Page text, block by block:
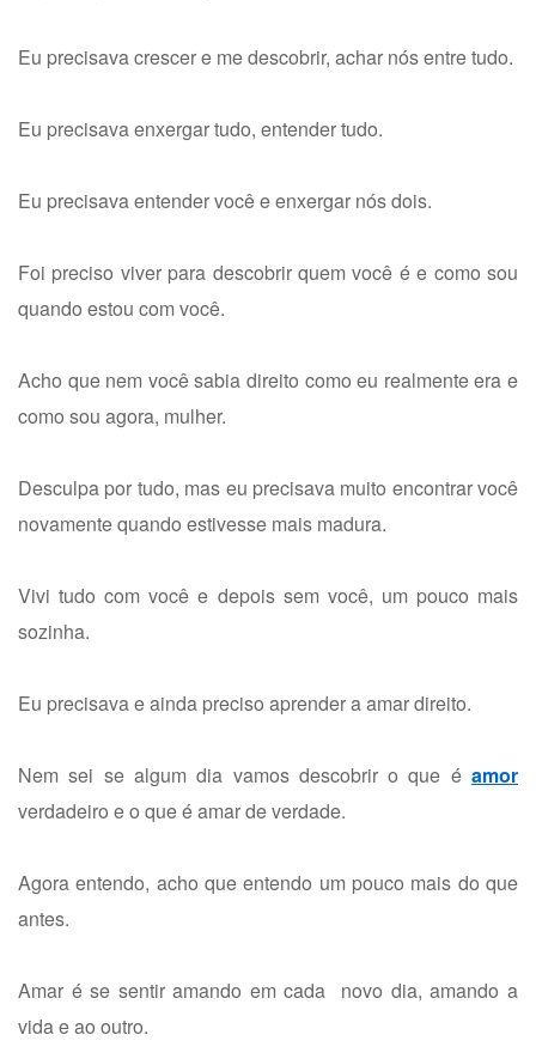
Eu precisava crescer e me descobrir, achar nós entre tudo.
Eu precisava enxergar tudo, entender tudo.
Eu precisava entender você e enxergar nós dois.
Foi preciso viver para descobrir quem você é e como sou
quando estou com você.
Acho que nem você sabia direito como eu realmente era e
como sou agora, mulher.
Desculpa por tudo, mas eu precisava muito encontrar você
novamente quando estivesse mais madura.
Vivi tudo com você e depois sem você, um pouco mais
sozinha.
Eu precisava e ainda preciso aprender a amar direito.
Nem sei se algum dia vamos descobrir o que é amor
verdadeiro e o que é amar de verdade.
Agora entendo, acho que entendo um pouco mais do que
antes.
Amar é se sentir amando em cada novo dia, amando a
vida e ao outro.